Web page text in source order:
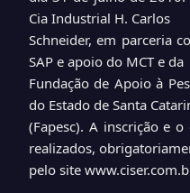
Cia Industrial H. Carlos
Schneider, em parceria
SAP e apoio do MCT e da
Fundação de Apoio à
do Estado de Santa
(Fapesc). A inscrição e
realizados,
pelo site